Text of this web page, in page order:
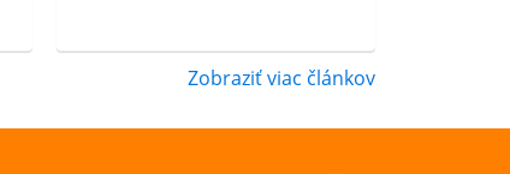
Zobraziť viac článkov